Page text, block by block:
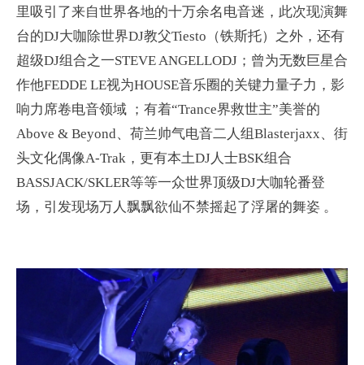
里吸引了来自世界各地的十万余名电音迷，此次现演舞
台的DJ大咖除世界DJ教父Tiesto（铁斯托）之外，还有
超级DJ组合之一STEVE ANGELLODJ；曾为无数巨星合
作他FEDDE LE视为HOUSE音乐圈的关键力量子力，影
响力席卷电音领域 ；有着“Trance界救世主”美誉的
Above & Beyond、荷兰帅气电音二人组Blasterjaxx、街
头文化偶像A-Trak，更有本土DJ人士BSK组合
BASSJACK/SKLER等等一众世界顶级DJ大咖轮番登
场，引发现场万人飘飘欲仙不禁摇起了浮屠的舞姿 。